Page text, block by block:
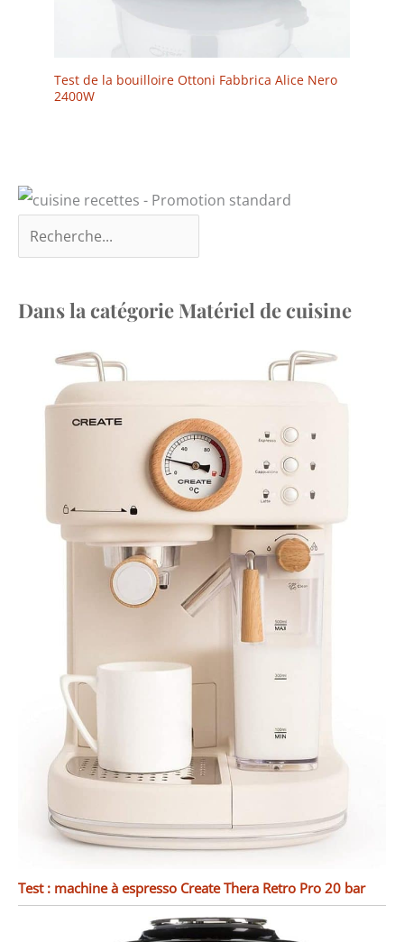
Test de la bouilloire Ottoni Fabbrica Alice Nero
2400W
Dans la catégorie Matériel de cuisine
Test : machine à espresso Create Thera Retro Pro 20 bar